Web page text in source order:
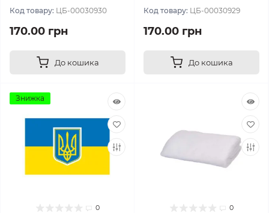
Код товару: ЦБ-00030930
170.00 грн
До кошика
Код товару: ЦБ-00030929
170.00 грн
До кошика
Знижка
0 0